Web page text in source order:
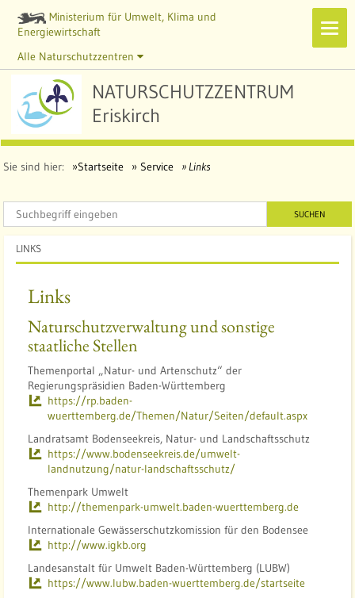
Ministerium für Umwelt, Klima und
Energiewirtschaft
Alle Naturschutzzentren
NATURSCHUTZZENTRUM
Eriskirch
Sie sind hier: Startseite Service Links
SUCHEN
LINKS
Links
Naturschutzverwaltung und sonstige
staatliche Stellen
Themenportal „Natur- und Artenschutz“ der
Regierungspräsidien Baden-Württemberg
https://rp.baden-
wuerttemberg.de/Themen/Natur/Seiten/default.aspx
Landratsamt Bodenseekreis, Natur- und Landschaftsschutz
https://www.bodenseekreis.de/umwelt-
landnutzung/natur-landschaftsschutz/
Themenpark Umwelt
http://themenpark-umwelt.baden-wuerttemberg.de
Internationale Gewässerschutzkomission für den Bodensee
http://www.igkb.org
Landesanstalt für Umwelt Baden-Württemberg (LUBW)
https://www.lubw.baden-wuerttemberg.de/startseite